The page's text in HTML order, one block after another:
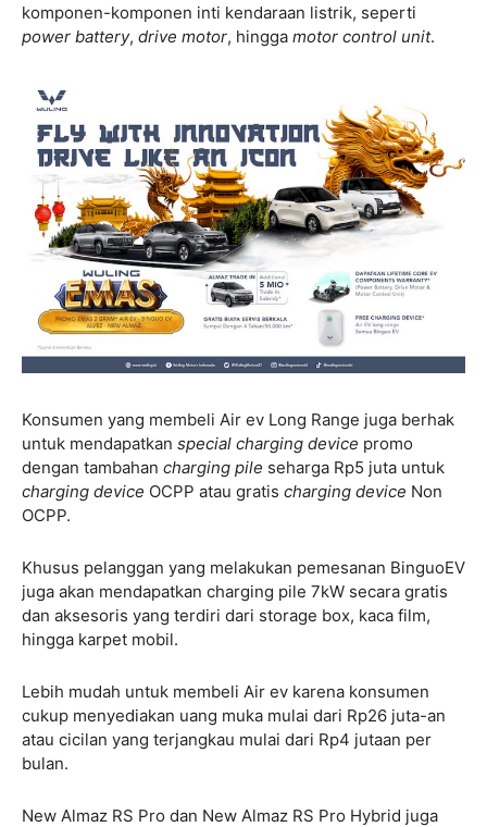
komponen-komponen inti kendaraan listrik, seperti
power battery, drive motor, hingga motor control unit.
Konsumen yang membeli Air ev Long Range juga berhak
untuk mendapatkan special charging device promo
dengan tambahan charging pile seharga Rp5 juta untuk
charging device OCPP atau gratis charging device Non
OCPP.
Khusus pelanggan yang melakukan pemesanan BinguoEV
juga akan mendapatkan charging pile 7kW secara gratis
dan aksesoris yang terdiri dari storage box, kaca film,
hingga karpet mobil.
Lebih mudah untuk membeli Air ev karena konsumen
cukup menyediakan uang muka mulai dari Rp26 juta-an
atau cicilan yang terjangkau mulai dari Rp4 jutaan per
bulan.
New Almaz RS Pro dan New Almaz RS Pro Hybrid juga